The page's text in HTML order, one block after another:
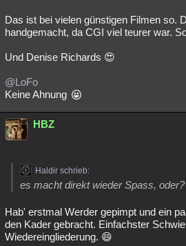
Übersichten
Besucht Teilgenommen Alle
Lesenswert Schlüsselwörter
Das ist bei vielen günstigen Filmen so.
handgemacht, da CGI viel teurer war.
Und Denise Richards 😍
@LoFo
Keine Ahnung
HBZ
Haldir schrieb:
es macht direkt wieder Spass, oder?
Hab' erstmal Werder gepimpt und ein
den Kader gebracht. Einfachster
Wiedereingliederung. 😄